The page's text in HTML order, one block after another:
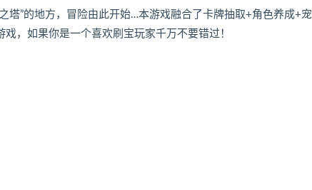
塔”的地方，冒险由此开始…本游戏融合了卡牌抽取+角色养成+宠
，如果你是一个喜欢刷宝玩家千万不要错过！